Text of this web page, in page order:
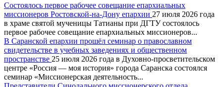
Состоялось первое рабочее совещание епархиальных
миссионеров Ростовской-на-Дону епархии 27 июля 2026 года
в храме святой мученицы Татианы при ДГТУ состоялось
первое рабочее совещание епархиальных миссионеров...
В Саранской епархии прошёл семинар о православном
свидетельстве в учебных заведениях и общественном
пространстве 25 июля 2026 года в Духовно-просветительском
центре «Россия — моя история» города Саранска состоялся
семинар «Миссионерская деятельность...